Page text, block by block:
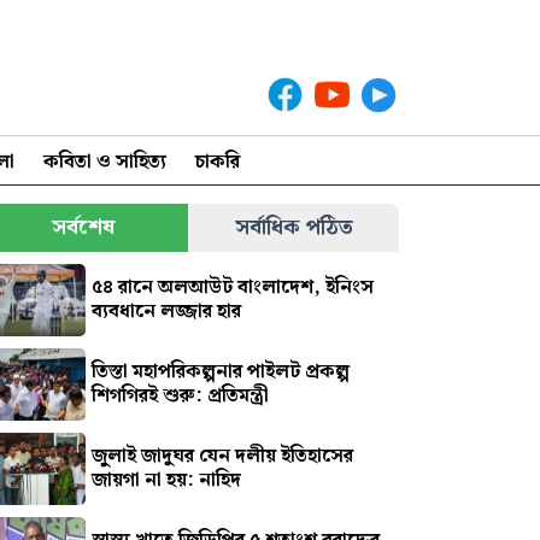
কবিতা ও সাহিত্য চাকরি
সর্বশেষ সর্বাধিক পঠিত
৫৪ রানে অলআউট বাংলাদেশ, ইনিংস
ব্যবধানে লজ্জার হার
তিস্তা মহাপরিকল্পনার পাইলট প্রকল্প
শিগগিরই শুরু: প্রতিমন্ত্রী
জুলাই জাদুঘর যেন দলীয় ইতিহাসের
জায়গা না হয়: নাহিদ